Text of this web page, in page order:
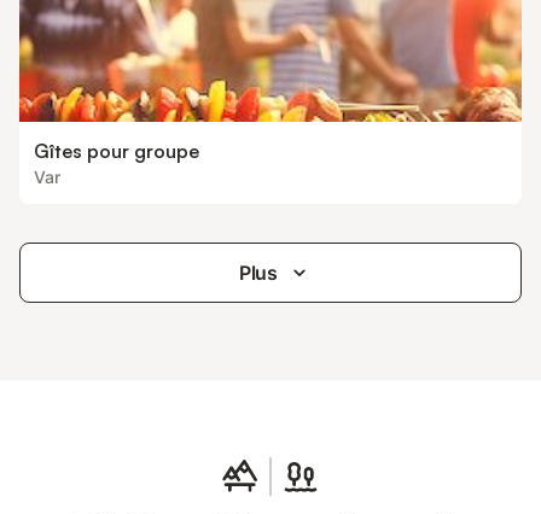
Gîtes pour groupe
Var
Plus